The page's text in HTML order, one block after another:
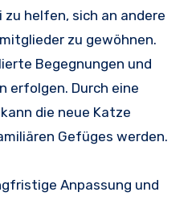
helfen, sich an andere
zu gewöhnen.
Begegnungen und
erfolgen. Durch eine
die neue Katze
Gefüges werden.
Anpassung und